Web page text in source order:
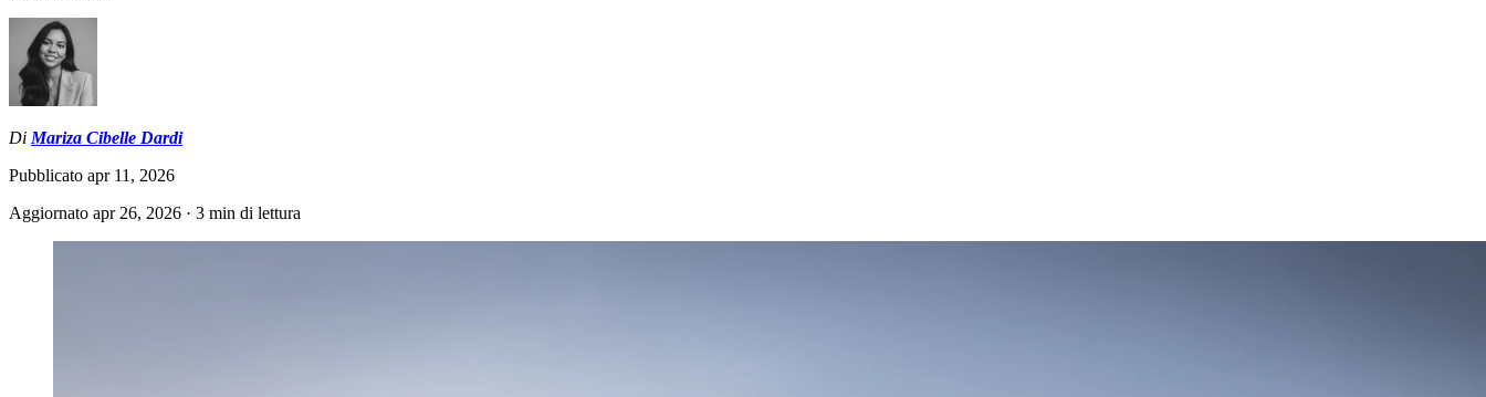
Di Mariza Cibelle Dardi
Pubblicato apr 11, 2026
Aggiornato apr 26, 2026 · 3 min di lettura